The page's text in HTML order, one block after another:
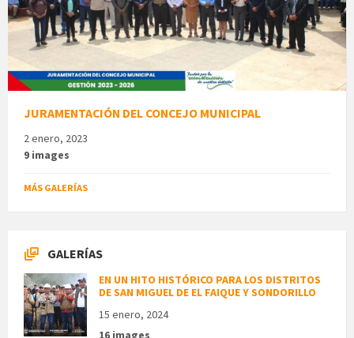
JURAMENTACIÓN DEL CONCEJO MUNICIPAL
2 enero, 2023
9 images
MÁS GALERÍAS
GALERÍAS
EN UN HITO HISTÓRICO PARA LOS DISTRITOS
DE SAN MIGUEL DE EL FAIQUE Y SONDORILLO
15 enero, 2024
16 images